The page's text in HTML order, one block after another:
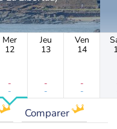
Mer
12
-
-
Jeu
13
-
-
Ven
14
-
-
Comparer